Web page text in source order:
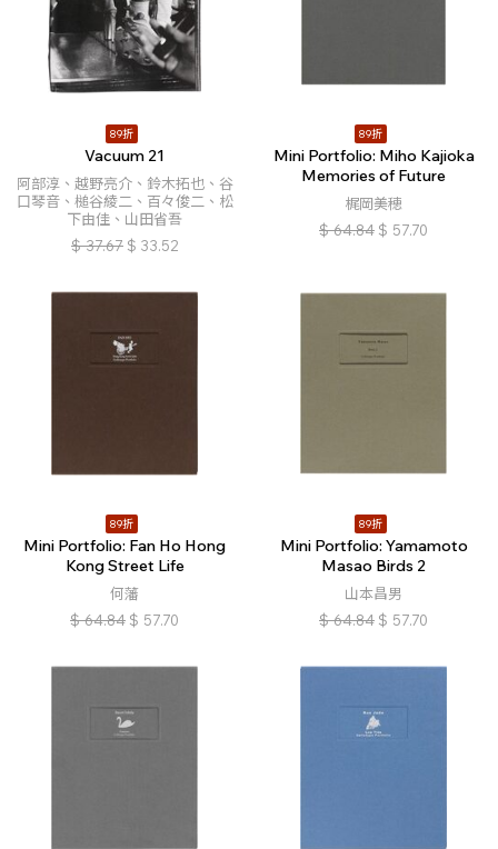
89折
Vacuum 21
阿部淳、越野亮介、鈴木拓也、谷
口琴音、槌谷綾二、百々俊二、松
下由佳、山田省吾
$ 37.67 $ 33.52
89折
Mini Portfolio: Miho Kajioka
Memories of Future
梶岡美穂
$ 64.84 $ 57.70
89折
Mini Portfolio: Fan Ho Hong
Kong Street Life
何藩
$ 64.84 $ 57.70
89折
Mini Portfolio: Yamamoto
Masao Birds 2
山本昌男
$ 64.84 $ 57.70